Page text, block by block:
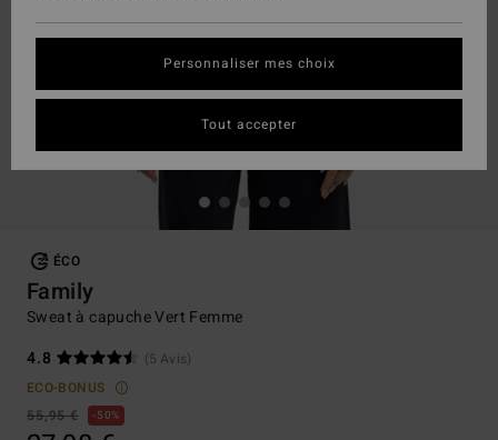
ÉCO
Family
Sweat à capuche Vert Femme
4.8
(5 Avis)
ECO-BONUS
55,95 €
50%
Personnaliser mes choix
Tout accepter